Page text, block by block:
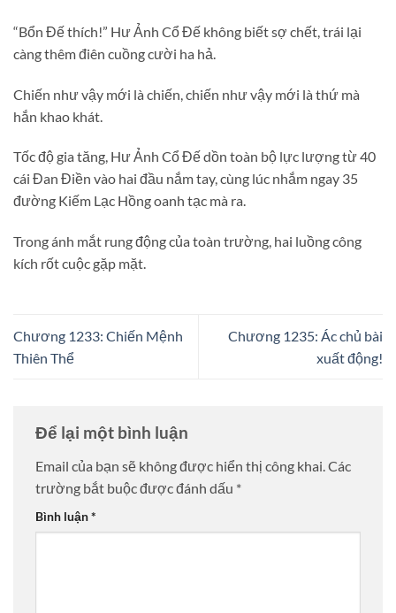
“Bổn Đế thích!” Hư Ảnh Cổ Đế không biết sợ chết, trái lại
càng thêm điên cuồng cười ha hả.
Chiến như vậy mới là chiến, chiến như vậy mới là thứ mà
hắn khao khát.
Tốc độ gia tăng, Hư Ảnh Cổ Đế dồn toàn bộ lực lượng từ 40
cái Đan Điền vào hai đầu nắm tay, cùng lúc nhắm ngay 35
đường Kiếm Lạc Hồng oanh tạc mà ra.
Trong ánh mắt rung động của toàn trường, hai luồng công
kích rốt cuộc gặp mặt.
Chương 1233: Chiến Mệnh
Thiên Thể
Chương 1235: Ác chủ bài
xuất động!
Để lại một bình luận
Email của bạn sẽ không được hiển thị công khai.Các
trường bắt buộc được đánh dấu *
Bình luận*